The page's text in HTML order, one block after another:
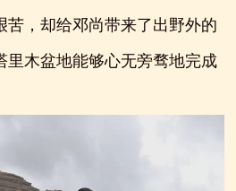
苦，却给邓尚带来了出野外的
里木盆地能够心无旁骛地完成